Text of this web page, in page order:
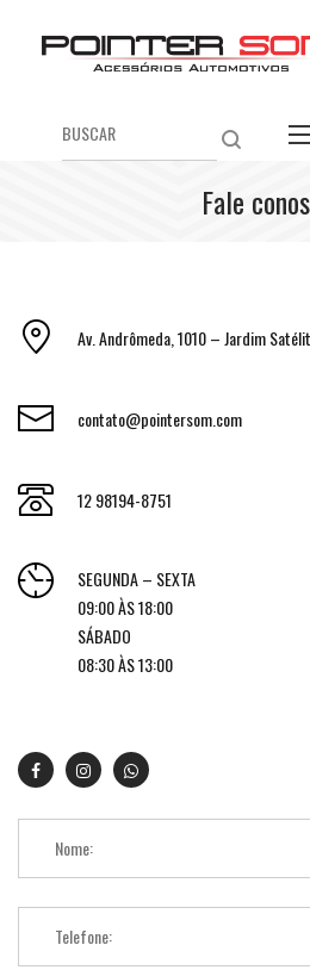
Fale
Av. Andrômeda, 1010 – Jardim
contato@pointersom.com
12 98194-8751
SEGUNDA – SEXTA
09:00 ÀS 18:00
SÁBADO
08:30 ÀS 13:00